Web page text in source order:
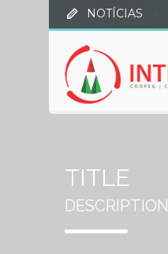
NOTÍCIAS ·
TITLE
DESCRIPTION